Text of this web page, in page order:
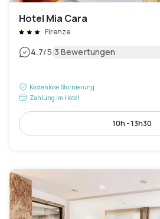
Hotel Mia Cara
Firenze
4.7/5|3 Bewertungen
Kostenlose Stornierung
Zahlung im Hotel
10h - 13h30